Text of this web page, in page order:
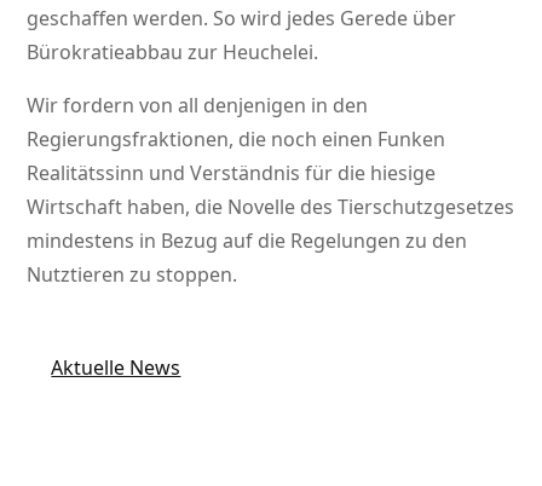
geschaffen werden. So wird jedes Gerede über
Bürokratieabbau zur Heuchelei.
Wir fordern von all denjenigen in den
Regierungsfraktionen, die noch einen Funken
Realitätssinn und Verständnis für die hiesige
Wirtschaft haben, die Novelle des Tierschutzgesetzes
mindestens in Bezug auf die Regelungen zu den
Nutztieren zu stoppen.
Aktuelle News